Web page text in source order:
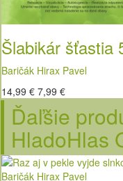
Šlabikár šťastia
Baričák Hirax Pavel
14,99 € 7,99 €
Ďaľšie
HladoHlas